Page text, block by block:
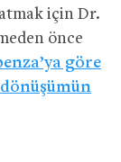
için Dr.
önce
göre